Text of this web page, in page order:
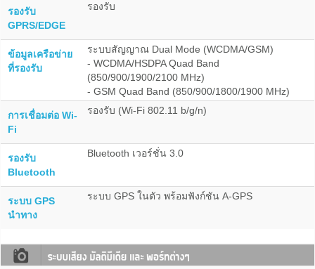
รองรับ
GPRS/EDGE
รองรับ
ข้อมูลเครือข่าย
ที่รองรับ
ระบบสัญญาณ Dual Mode (WCDMA/GSM)
- WCDMA/HSDPA Quad Band
(850/900/1900/2100 MHz)
- GSM Quad Band (850/900/1800/1900 MHz)
การเชื่อมต่อ Wi-
Fi
รองรับ (Wi-Fi 802.11 b/g/n)
รองรับ
Bluetooth
Bluetooth เวอร์ชั่น 3.0
ระบบ GPS
นำทาง
ระบบ GPS ในตัว พร้อมฟังก์ชัน A-GPS